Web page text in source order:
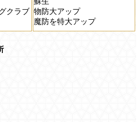
クラブ 物防大アップ
魔防を特大アップ